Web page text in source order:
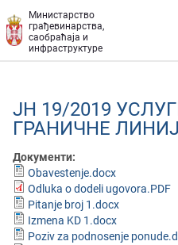
Министарство
грађевинарства,
саобраћаја и
инфраструктуре
ЈН 19/2019
ГРАНИЧНЕ
Документи:
Obavestenje.docx
Odluka o dodeli ugovora.PDF
Pitanje broj 1.docx
Izmena KD 1.docx
Poziv za podnosenje